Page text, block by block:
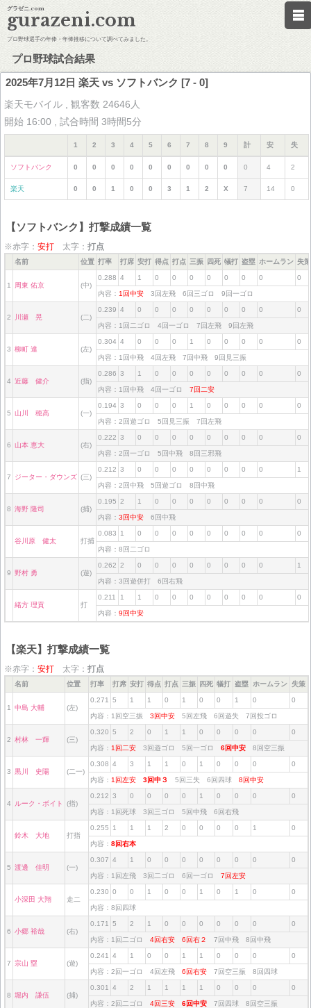
グラゼニ.com
gurazeni.com
プロ野球選手の年俸・年俸推移について調べてみました。
プロ野球試合結果
2025年7月12日 楽天 vs ソフトバンク [7 - 0]
楽天モバイル , 観客数 24646人
開始 16:00 , 試合時間 3時間5分
1 2 3 4 5 6 7 8 9 計 安 失
ソフトバンク 0 0 0 0 0 0 0 0 0 0 4 2
楽天 0 0 1 0 0 3 1 2 X 7 14 0
【ソフトバンク】打撃成績一覧
※赤字： 安打 太字： 打点
名前 位置 打率 打席 安打 得点 打点 三振 四死 犠打 盗塁 ホームラン 失策
1 周東 佑京 (中)
0.288 4 1 0 0 0 0 0 0 0 0
内容： 1回中安 3回左飛 6回三ゴロ 9回一ゴロ
2 川瀬 晃 (二)
0.239 4 0 0 0 0 0 0 0 0 0
内容：1回二ゴロ 4回一ゴロ 7回左飛 9回左飛
3 柳町 達 (左)
0.304 4 0 0 0 1 0 0 0 0 0
内容：1回中飛 4回左飛 7回中飛 9回見三振
4 近藤 健介 (指)
0.286 3 1 0 0 0 0 0 0 0 0
内容：1回中飛 4回一ゴロ 7回二安
5 山川 穂高 (一)
0.194 3 0 0 0 1 0 0 0 0 0
内容：2回遊ゴロ 5回見三振 7回左飛
6 山本 恵大 (右)
0.222 3 0 0 0 0 0 0 0 0 0
内容：2回一ゴロ 5回中飛 8回三邪飛
7 ジーター・ダウンズ (三)
0.212 3 0 0 0 0 0 0 0 0 1
内容：2回中飛 5回遊ゴロ 8回中飛
8 海野 隆司 (捕)
0.195 2 1 0 0 0 0 0 0 0 0
内容： 3回中安 6回中飛
谷川原 健太 打捕
0.083 1 0 0 0 0 0 0 0 0 0
内容：8回二ゴロ
9 野村 勇 (遊)
0.262 2 0 0 0 0 0 0 0 0 1
内容：3回遊併打 6回右飛
緒方 理貢 打
0.211 1 1 0 0 0 0 0 0 0 0
内容： 9回中安
【楽天】打撃成績一覧
※赤字： 安打 太字： 打点
名前 位置 打率 打席 安打 得点 打点 三振 四死 犠打 盗塁 ホームラン 失策
1 中島 大輔 (左)
0.271 5 1 1 0 1 0 0 1 0 0
内容：1回空三振 3回中安 5回左飛 6回遊失 7回投ゴロ
2 村林 一輝 (三)
0.320 5 2 0 1 1 0 0 0 0 0
内容： 1回二安 3回遊ゴロ 5回一ゴロ 6回中安 8回空三振
3 黒川 史陽 (二一)
0.308 4 3 1 1 0 1 0 0 0 0
内容： 1回左安 3回中３ 5回三失 6回四球 8回中安
4 ルーク・ボイト (指)
0.212 3 0 0 0 0 1 0 0 0 0
内容：1回死球 3回三ゴロ 5回中飛 6回右飛
鈴木 大地 打指
0.255 1 1 1 2 0 0 0 0 1 0
内容： 8回右本
5 渡邊 佳明 (一)
0.307 4 1 0 0 0 0 0 0 0 0
内容：1回左飛 3回二ゴロ 6回一ゴロ 7回左安
小深田 大翔 走二
0.230 0 0 1 0 0 1 0 1 0 0
内容：8回四球
6 小郷 裕哉 (右)
0.171 5 2 1 0 0 0 0 0 0 0
内容：1回二ゴロ 4回右安 6回右２ 7回中飛 8回中飛
7 宗山 塁 (遊)
0.241 4 1 0 0 1 1 0 0 0 0
内容：2回一ゴロ 4回左飛 6回右安 7回空三振 8回四球
8 堀内 謙伍 (捕)
0.301 4 2 1 1 1 1 0 0 0 0
内容：2回二ゴロ 4回三安 6回中安 7回四球 8回空三振